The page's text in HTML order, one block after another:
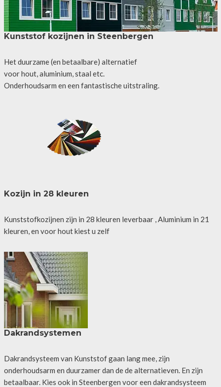
Kunststof kozijnen in Steenbergen
Het duurzame (en betaalbare) alternatief
voor hout, aluminium, staal etc.
Onderhoudsarm en een fantastische uitstraling.
Kozijn in 28 kleuren
Kunststofkozijnen zijn in 28 kleuren leverbaar , Aluminium in 21
kleuren, en voor hout kiest u zelf
Dakrandsystemen
Dakrandsysteem van Kunststof gaan lang mee, zijn
onderhoudsarm en duurzamer dan de de alternatieven. En zijn
betaalbaar. Kies ook in Steenbergen voor een dakrandsysteem